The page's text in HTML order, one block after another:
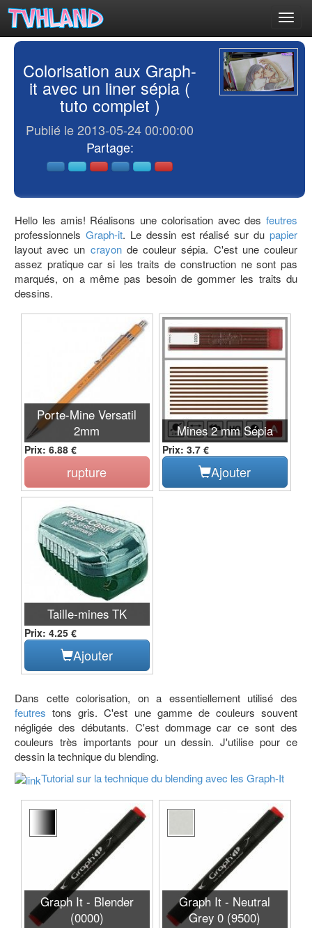
Colorisation aux Graph-
it avec un liner sépia (
tuto complet )
Publié le 2013-05-24 00:00:00
Partage:
Hello les amis! Réalisons une colorisation avec des feutres
professionnels Graph-it. Le dessin est réalisé sur du papier
layout avec un crayonde couleur sépia. C'est une couleur
assez pratique car si les traits de construction ne sont pas
marqués, on a même pas besoin de gommer les traits du
dessins.
Porte-Mine Versatil
2mm
Prix: 6.88 €
rupture
Mines 2 mm Sépia
Prix: 3.7 €
Ajouter
Taille-mines TK
Prix: 4.25 €
Ajouter
Dans cette colorisation, on a essentiellement utilisé des
feutres tons gris. C'est une gamme de couleurs souvent
négligée des débutants. C'est dommage car ce sont des
couleurs très importants pour un dessin. J'utilise pour ce
dessin la technique du blending.
Tutorial sur la technique du blending avec les Graph-It
Graph It - Blender
(0000)
Graph It - Neutral
Grey 0 (9500)